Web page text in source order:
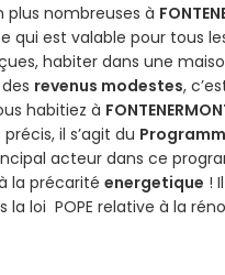
plus nombreuses à
est valable pour tous
habiter dans une
revenus modestes,
habitiez à
il s’agit du
acteur dans ce
la précaritéenergetique !
la loi POPE relative à la